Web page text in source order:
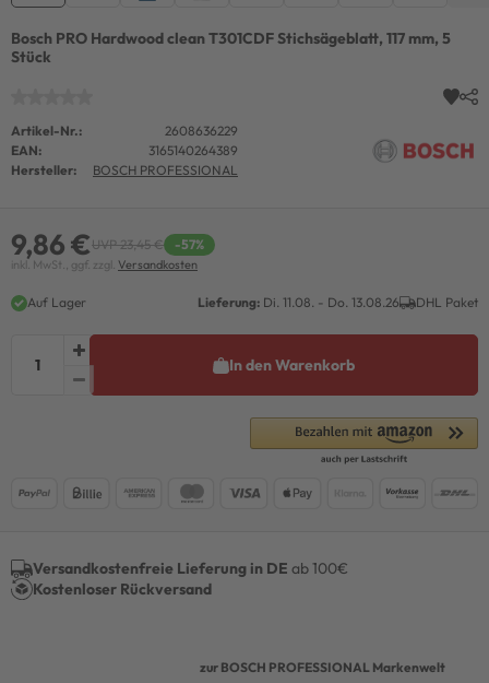
Bosch PRO Hardwood clean T301CDF Stichsägeblatt, 117 mm, 5
Stück
Artikel-Nr.:
2608636229
EAN:
3165140264389
Hersteller:
BOSCH PROFESSIONAL
9,86 €UVP 23,45 € -57%
inkl. MwSt., ggf. zzgl. Versandkosten
Auf Lager Lieferung: Di. 11.08. - Do. 13.08.26 DHL Paket
In den Warenkorb
Versandkostenfreie Lieferung in DE ab 100€
Kostenloser Rückversand
zur BOSCH PROFESSIONAL Markenwelt